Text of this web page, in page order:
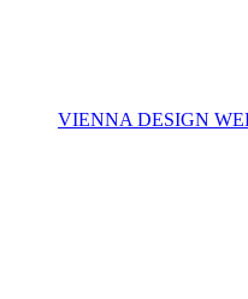
VIENNA DESIGN